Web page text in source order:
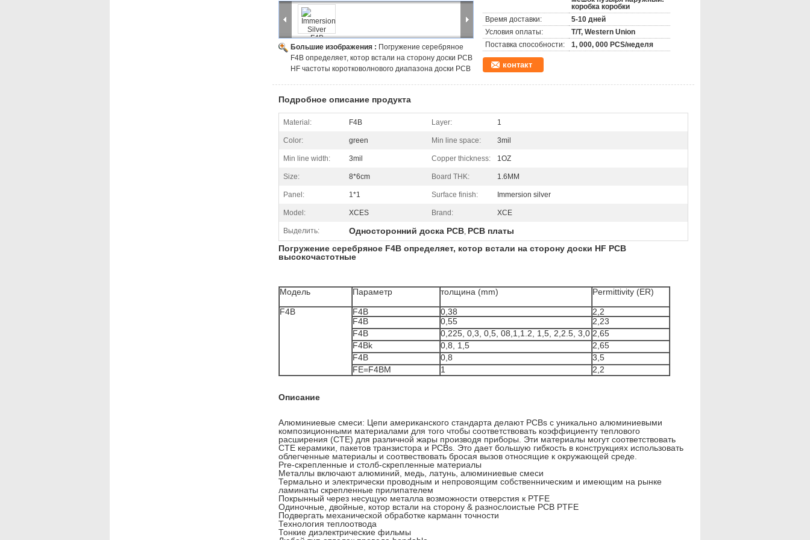
Одиночный, котор встали на сторону PCB большинств польза в радио, машине топления, холодильных
установках, стиральных машинах и другом продукте электрических приборов, так же, как принтере,
торговых автоматах, освещении СИД, электронных блоках, как цепь изготовляемой для продажи машины
Большие изображения : Погружение серебряное
F4B определяет, котор встали на сторону доски PCB
HF частоты коротковолнового диапазона доски PCB
коробка коробки
Время доставки:
5-10 дней
Условия оплаты:
T/T, Western Union
Поставка способности:
1, 000, 000 PCS/неделя
контакт
Подробное описание продукта
Material: F4B Layer: 1
Color: green Min line space: 3mil
Min line width: 3mil Copper thickness: 1OZ
Size: 8*6cm Board THK: 1.6MM
Panel: 1*1 Surface finish: Immersion silver
Model: XCES Brand: XCE
Выделить: Односторонний доска PCB, PCB платы
Погружение серебряное F4B определяет, котор встали на сторону доски HF PCB
высокочастотные
Модель Параметр толщина (mm) Permittivity (ER)
F4B F4B 0,38
2,2
F4B
0,55
2,23
F4B
0,225, 0,3, 0,5, 08,1,1.2, 1,5, 2,2.5, 3,0 2,65
F4Bk
0,8, 1,5
2,65
F4B
0,8
3,5
FE=F4BM
1 2,2
Описание
Алюминиевые смеси: Цепи американского стандарта делают PCBs с уникально алюминиевыми
композиционными материалами для того чтобы соответствовать коэффициенту теплового
расширения (CTE) для различной жары производя приборы. Эти материалы могут соответствовать
CTE керамики, пакетов транзистора и PCBs. Это дает большую гибкость в конструкциях использовать
облегченные материалы и соотвествовать бросая вызов относящие к окружающей среде.
Pre-скрепленные и столб-скрепленные материалы
Металлы включают алюминий, медь, латунь, алюминиевые смеси
Термально и электрически проводным и непровоящим собственническим и имеющим на рынке
ламинаты скрепленные прилипателем
Покрынный через несущую металла возможности отверстия к PTFE
Одиночные, двойные, котор встали на сторону & разнослоистые PCB PTFE
Подвергать механической обработке карманн точности
Технология теплоотвода
Тонкие диэлектрические фильмы